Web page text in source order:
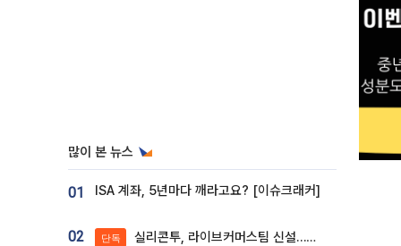
많이 본 뉴스
01 ISA 계좌, 5년마다 깨라고요? [이슈크래커]
02 단독 실리콘투, 라이브커머스팀 신설…K뷰티 ‘글로벌 판매망’ 확대[K뷰티 라방戰]